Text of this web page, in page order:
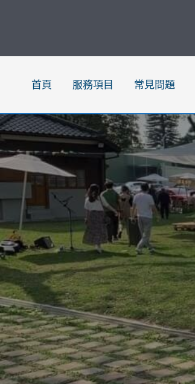
首頁 服務項目 常見問題